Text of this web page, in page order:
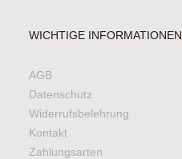
WICHTIGE INFORMATIONEN
AGB
Datenschutz
Widerrufsbelehrung
Kontakt
Zahlungsarten